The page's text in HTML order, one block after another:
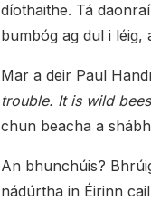
díothaithe. Tá
bumbóg ag dul i léig,
Mar a deir Paul
trouble. It is wild
chun beacha a
An bhunchúis?
nádúrtha in Éirinn